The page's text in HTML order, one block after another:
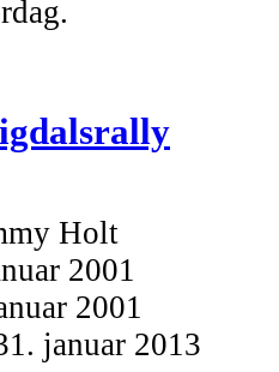
Holt
2001
2001
januar 2013